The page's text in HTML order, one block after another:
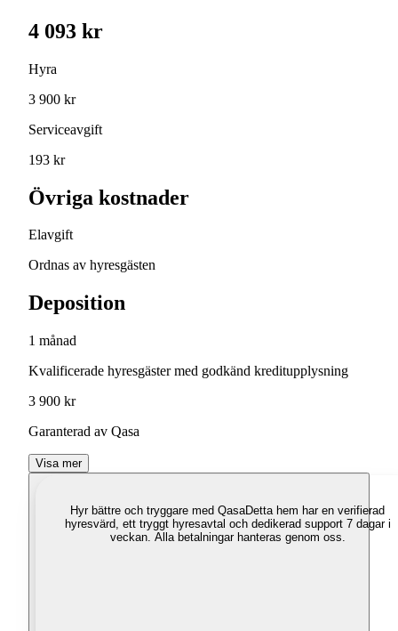
4 093 kr
Hyra
3 900 kr
Serviceavgift
193 kr
Övriga kostnader
Elavgift
Ordnas av hyresgästen
Deposition
1 månad
Kvalificerade hyresgäster med godkänd kreditupplysning
3 900 kr
Garanterad av Qasa
Visa mer
Hyr bättre och tryggare med QasaDetta hem har en verifierad
hyresvärd, ett tryggt hyresavtal och dedikerad support 7 dagar i
veckan. Alla betalningar hanteras genom oss.